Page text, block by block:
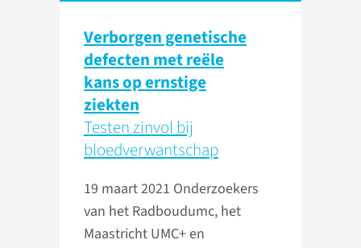
Verborgen genetische
defecten met reële
kans op ernstige
ziekten
Testen zinvol bij
bloedverwantschap
19 maart 2021 Onderzoekers
van het Radboudumc, het
Maastricht UMC+ en